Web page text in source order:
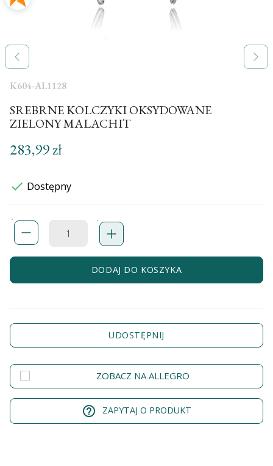
K604-AL1128
SREBRNE KOLCZYKI OKSYDOWANE
ZIELONY MALACHIT
283,99 zł
 Dostępny
DODAJ DO KOSZYKA
UDOSTĘPNIJ
ZOBACZ NA ALLEGRO
help_outline ZAPYTAJ O PRODUKT